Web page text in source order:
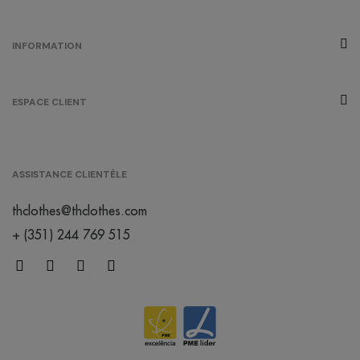
INFORMATION
ESPACE CLIENT
ASSISTANCE CLIENTÈLE
thclothes@thclothes.com
+ (351) 244 769 515